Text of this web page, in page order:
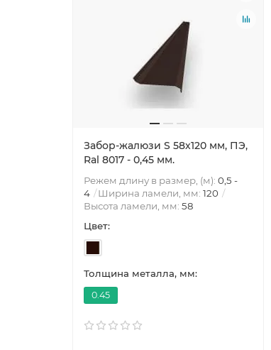
Забор-жалюзи S 58х120 мм, ПЭ,
Ral 8017 - 0,45 мм.
Режем длину в размер, (м): 0,5 -
4
Ширина ламели, мм: 120
Высота ламели, мм: 58
Цвет:
Толщина металла, мм:
0.45